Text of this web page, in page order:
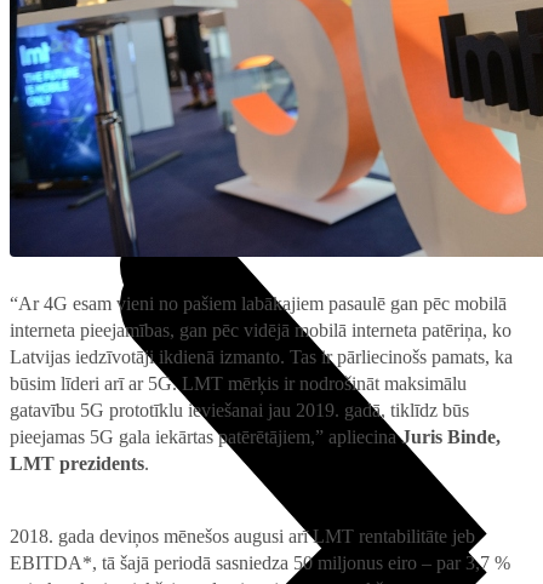
Interneta sargs
Tehniskie darbi
Microsoft 365 + OneDrive
Noderīgi
5G pārklājuma karte
Jautājumi un atbildes
Priekšapmaksas karte
Konsoles
Spēles un kontrolieri
Projektori
Audiosistēmas
TV piederumi
Noderīgi
Iekārtu apdrošināšana
Nomaksas līgums
Audio
“Ar 4G esam vieni no pašiem labākajiem pasaulē gan pēc mobilā
interneta pieejamības, gan pēc vidējā mobilā interneta patēriņa, ko
Latvijas iedzīvotāji ikdienā izmanto. Tas ir pārliecinošs pamats, ka
būsim līderi arī ar 5G. LMT mērķis ir nodrošināt maksimālu
gatavību 5G prototīklu ieviešanai jau 2019. gadā, tiklīdz būs
pieejamas 5G gala iekārtas patērētājiem,” apliecinaJuris Binde,
LMT prezidents.
2018. gada deviņos mēnešos augusi arī LMT rentabilitāte jeb
EBITDA*, tā šajā periodā sasniedza 50 miljonus eiro – par 3,7 %